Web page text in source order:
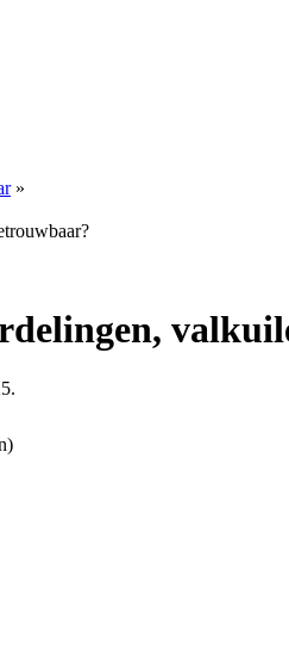
»